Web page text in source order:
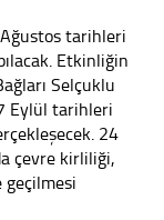
tarihleri
Etkinliğin
Selçuklu
Eylül tarihleri
24
çevre kirliliği,
geçilmesi